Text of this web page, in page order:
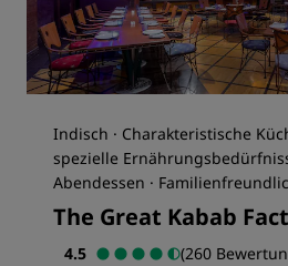
Indisch · Charakteristische
spezielle
Abendessen ·
The Great Kabab
4.5 (260